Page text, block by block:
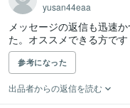
yusan44eaa
メッセージの返信も迅速
た。オススメできる方です
参考になった
出品者からの返信を読む